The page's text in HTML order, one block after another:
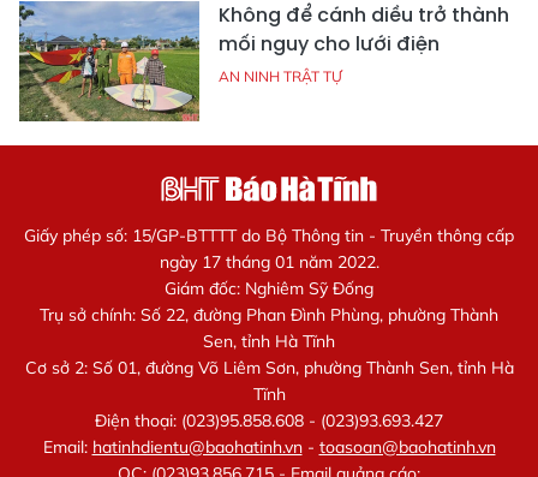
Không để cánh diều trở thành
mối nguy cho lưới điện
AN NINH TRẬT TỰ
Giấy phép số: 15/GP-BTTTT do Bộ Thông tin - Truyền thông cấp
ngày 17 tháng 01 năm 2022.
Giám đốc: Nghiêm Sỹ Đống
Trụ sở chính: Số 22, đường Phan Đình Phùng, phường Thành
Sen, tỉnh Hà Tĩnh
Cơ sở 2: Số 01, đường Võ Liêm Sơn, phường Thành Sen, tỉnh Hà
Tĩnh
Điện thoại: (023)95.858.608 - (023)93.693.427
Email: hatinhdientu@baohatinh.vn- toasoan@baohatinh.vn